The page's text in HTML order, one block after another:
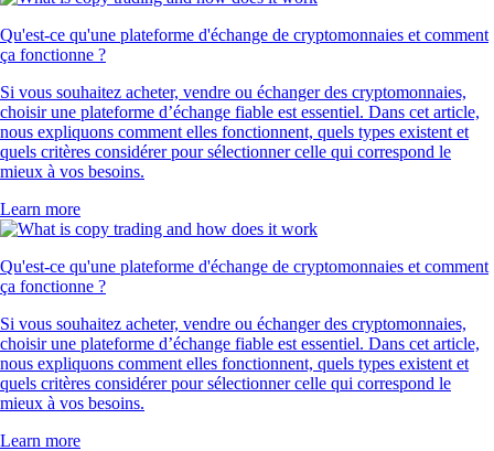
Qu'est-ce qu'une plateforme d'échange de cryptomonnaies et comment
ça fonctionne ?
Si vous souhaitez acheter, vendre ou échanger des cryptomonnaies,
choisir une plateforme d’échange fiable est essentiel. Dans cet article,
nous expliquons comment elles fonctionnent, quels types existent et
quels critères considérer pour sélectionner celle qui correspond le
mieux à vos besoins.
Learn more
Qu'est-ce qu'une plateforme d'échange de cryptomonnaies et comment
ça fonctionne ?
Si vous souhaitez acheter, vendre ou échanger des cryptomonnaies,
choisir une plateforme d’échange fiable est essentiel. Dans cet article,
nous expliquons comment elles fonctionnent, quels types existent et
quels critères considérer pour sélectionner celle qui correspond le
mieux à vos besoins.
Learn more